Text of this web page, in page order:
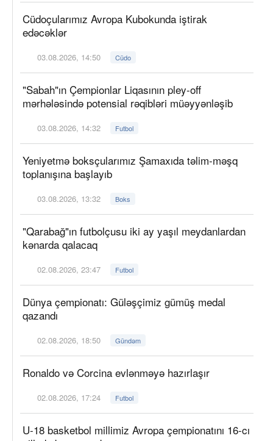
Cüdoçularımız Avropa Kubokunda iştirak
edəcəklər
03.08.2026, 14:50 Cüdo
"Sabah"ın Çempionlar Liqasının pley-off
mərhələsində potensial rəqibləri müəyyənləşib
03.08.2026, 14:32 Futbol
Yeniyetmə boksçularımız Şamaxıda təlim-məşq
toplanışına başlayıb
03.08.2026, 13:32 Boks
"Qarabağ"ın futbolçusu iki ay yaşıl meydanlardan
kənarda qalacaq
02.08.2026, 23:47 Futbol
Dünya çempionatı: Güləşçimiz gümüş medal
qazandı
02.08.2026, 18:50 Gündəm
Ronaldo və Corcina evlənməyə hazırlaşır
02.08.2026, 17:24 Futbol
U-18 basketbol millimiz Avropa çempionatını 16-cı